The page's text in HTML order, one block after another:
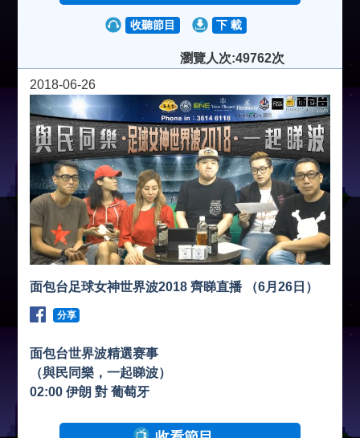
收聽節目 下 載
瀏覽人次:49762次
2018-06-26
面包台足球女神世界波2018 齊睇直播 （6月26日）
分享
面包台世界波精選赛事
（與民同樂，一起睇波）
02:00 伊朗 對 葡萄牙